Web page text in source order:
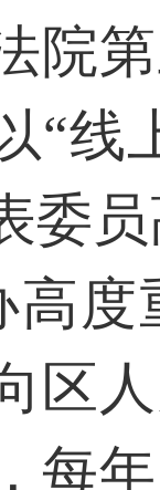
院
“线
委
高
区
每